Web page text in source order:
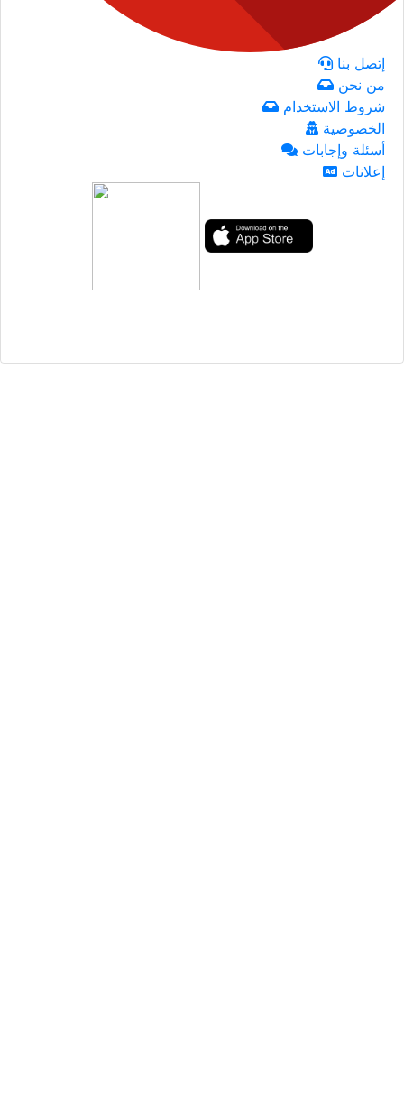
إتصل بنا
من نحن
شروط الاستخدام
الخصوصية
أسئلة وإجابات
إعلانات